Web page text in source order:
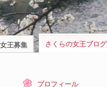
王募集 さくらの女王ブログ
プロフィール